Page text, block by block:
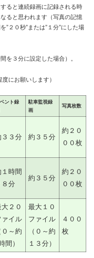
ると連続録画に記録される時
ると思われます（写真の記憶
”２０秒”または”１分”にした場
を３分に設定した場合）。
にお願いします）
ント録
駐車監視録
画
写真枚数
３３分 約３５分
約２０
００枚
時間
８分
約３５分
約２０
００枚
大２０
ァイル
０～約
間）
最大１０
ファイル
（０～約
１３分）
４００
枚